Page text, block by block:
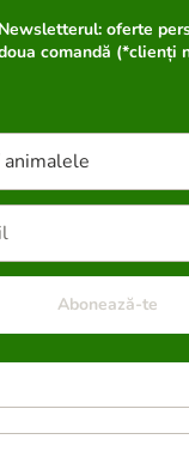
Newsletterul: oferte
comandă (*clienți
Abonează-te